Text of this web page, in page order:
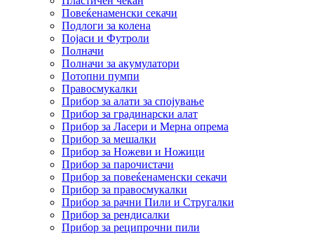
Повеќенаменски секачи
Подлоги за колена
Појаси и Футроли
Полначи
Полначи за акумулатори
Потопни пумпи
Правосмукалки
Прибор за алати за спојување
Прибор за градинарски алат
Прибор за Ласери и Мерна опрема
Прибор за мешалки
Прибор за Ножеви и Ножици
Прибор за парочистачи
Прибор за повеќенаменски секачи
Прибор за правосмукалки
Прибор за рачни Пили и Стругалки
Прибор за рендисалки
Прибор за реципрочни пили